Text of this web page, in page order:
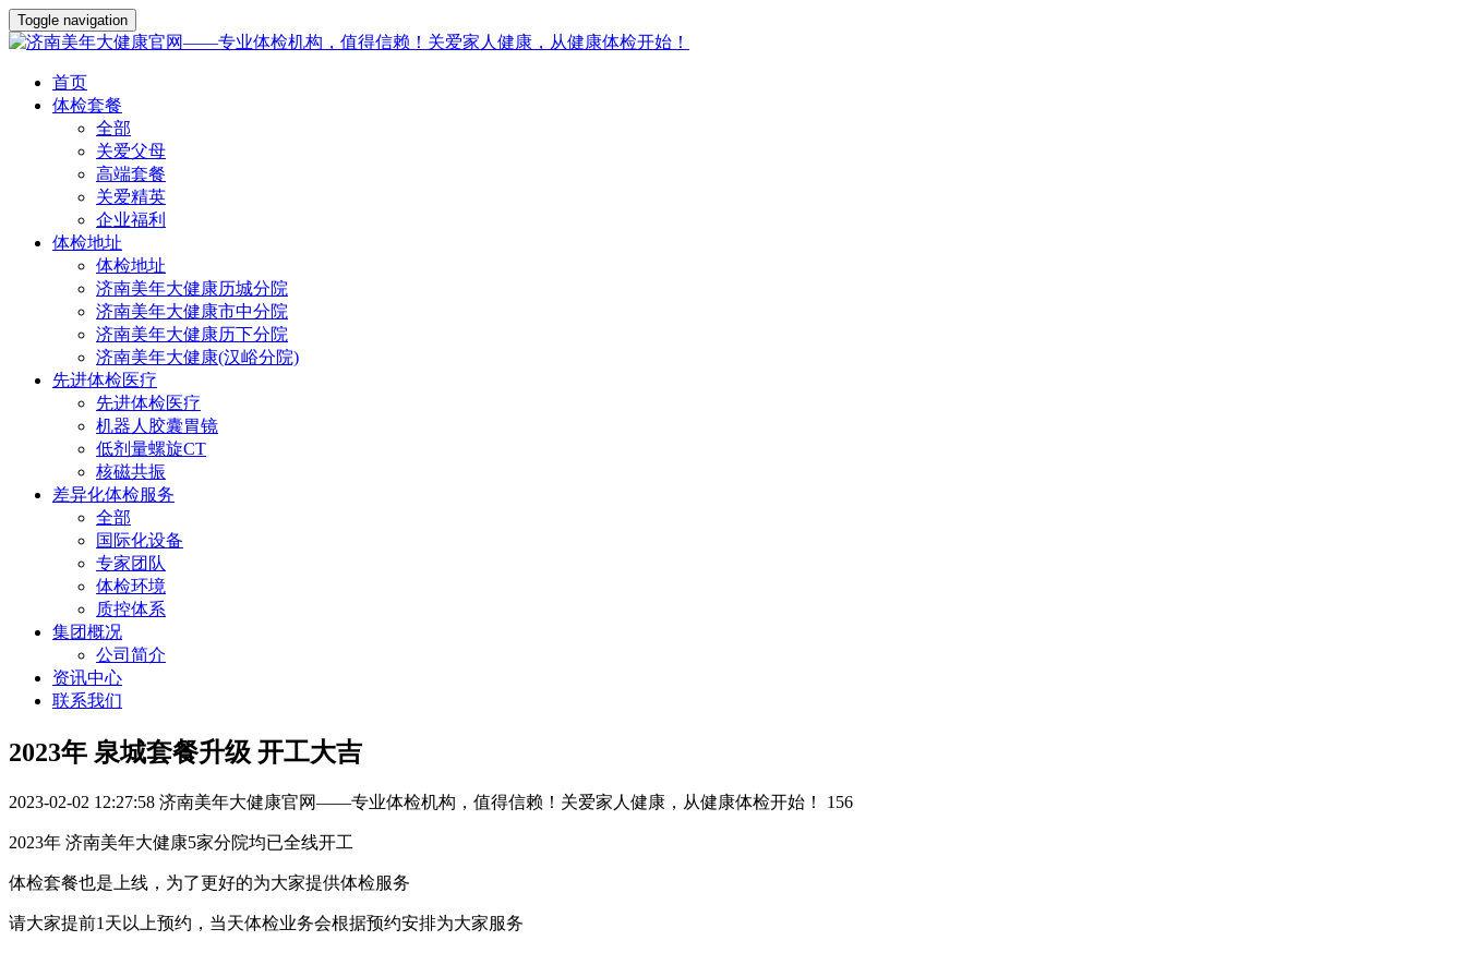
Toggle navigation
首页
体检套餐
全部
关爱父母
高端套餐
关爱精英
企业福利
体检地址
体检地址
济南美年大健康历城分院
济南美年大健康市中分院
济南美年大健康历下分院
济南美年大健康(汉峪分院)
先进体检医疗
先进体检医疗
机器人胶囊胃镜
低剂量螺旋CT
核磁共振
差异化体检服务
全部
国际化设备
专家团队
体检环境
质控体系
集团概况
公司简介
资讯中心
联系我们
2023年 泉城套餐升级 开工大吉
2023-02-02 12:27:58 济南美年大健康官网——专业体检机构，值得信赖！关爱家人健康，从健康体检开始！ 156
2023年 济南美年大健康5家分院均已全线开工
体检套餐也是上线，为了更好的为大家提供体检服务
请大家提前1天以上预约，当天体检业务会根据预约安排为大家服务